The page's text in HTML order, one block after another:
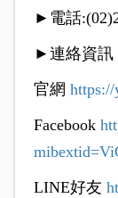
► 電話
► 連絡資訊
官網 https://
Facebook
LINE好友